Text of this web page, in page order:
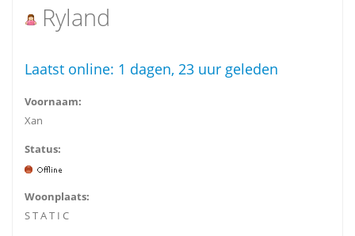
Ryland
Laatst online: 1 dagen, 23 uur geleden
Voornaam:
Xan
Status:
Woonplaats:
S T A T I C